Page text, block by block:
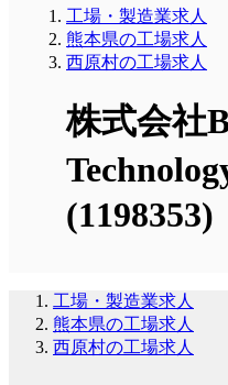
工場・製造業求人
熊本県の工場求人
西原村の工場求人
株式会社
(1198353)
工場・製造業求人
熊本県の工場求人
西原村の工場求人